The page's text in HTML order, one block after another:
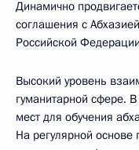
Динамично
соглашения с
Российской
Высокий уровень
гуманитарной сфере.
мест для обучения
На регулярной основе